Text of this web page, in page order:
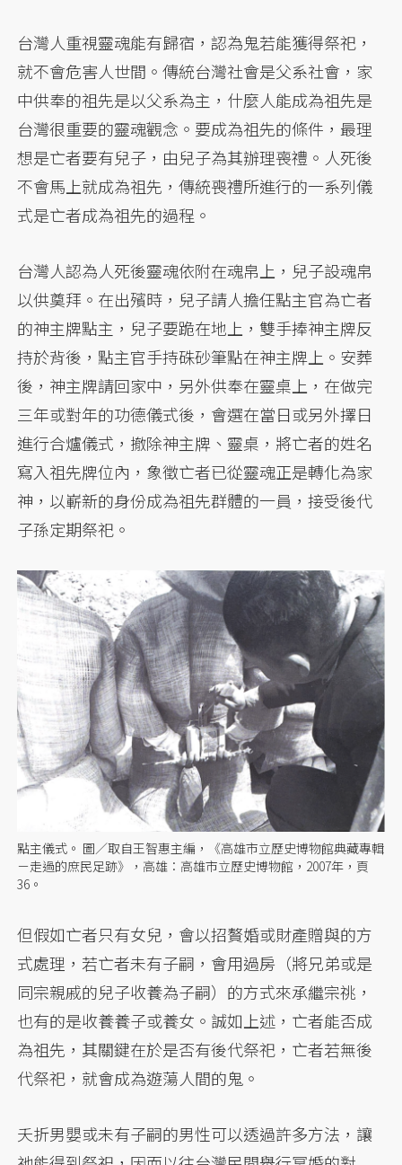
台灣人重視靈魂能有歸宿，認為鬼若能獲得祭祀，
就不會危害人世間。傳統台灣社會是父系社會，家
中供奉的祖先是以父系為主，什麼人能成為祖先是
台灣很重要的靈魂觀念。要成為祖先的條件，最理
想是亡者要有兒子，由兒子為其辦理喪禮。人死後
不會馬上就成為祖先，傳統喪禮所進行的一系列儀
式是亡者成為祖先的過程。
台灣人認為人死後靈魂依附在魂帛上，兒子設魂帛
以供奠拜。在出殯時，兒子請人擔任點主官為亡者
的神主牌點主，兒子要跪在地上，雙手捧神主牌反
持於背後，點主官手持硃砂筆點在神主牌上。安葬
後，神主牌請回家中，另外供奉在靈桌上，在做完
三年或對年的功德儀式後，會選在當日或另外擇日
進行合爐儀式，撤除神主牌、靈桌，將亡者的姓名
寫入祖先牌位內，象徵亡者已從靈魂正是轉化為家
神，以嶄新的身份成為祖先群體的一員，接受後代
子孫定期祭祀。
點主儀式。 圖／取自王智惠主編，《高雄市立歷史博物館典藏專輯
－走過的庶民足跡》，高雄：高雄市立歷史博物館，2007年，頁
36。
但假如亡者只有女兒，會以招贅婚或財產贈與的方
式處理，若亡者未有子嗣，會用過房（將兄弟或是
同宗親戚的兒子收養為子嗣）的方式來承繼宗祧，
也有的是收養養子或養女。誠如上述，亡者能否成
為祖先，其關鍵在於是否有後代祭祀，亡者若無後
代祭祀，就會成為遊蕩人間的鬼。
夭折男嬰或未有子嗣的男性可以透過許多方法，讓